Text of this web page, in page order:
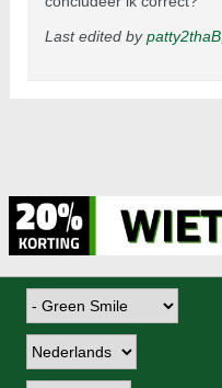
Last edited bypatty2thaB